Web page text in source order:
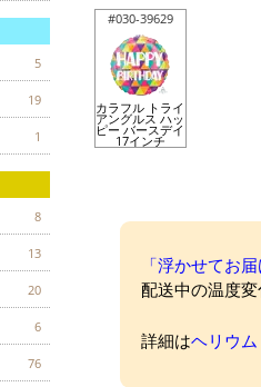
5
19
1
8
13
20
6
76
#030-39629
カラフル トライ
アングルス ハッ
ピー バースデイ
17インチ
「浮かせてお
配送中の温度
詳細はヘリウ